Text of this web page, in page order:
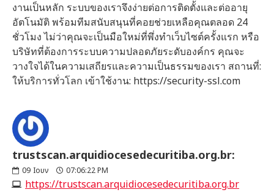
งานเป็นหลัก ระบบของเราจึงง่ายต่อการติดตั้งและต่ออายุ
อัตโนมัติ พร้อมทีมสนับสนุนที่คอยช่วยเหลือคุณตลอด 24
ชั่วโมง ไม่ว่าคุณจะเป็นมือใหม่ที่พึ่งทำเว็บไซต์ครั้งแรก หรือ
บริษัทที่ต้องการระบบความปลอดภัยระดับองค์กร คุณจะ
วางใจได้ในความเสถียรและความเป็นธรรมของเรา สถานที่:
ให้บริการทั่วโลก เข้าใช้งาน: https://security-ssl.com
trustscan.arquidiocesedecuritiba.org.br:
09 Ιουν 07:06:22 PM
https://trustscan.arquidiocesedecuritiba.org.br